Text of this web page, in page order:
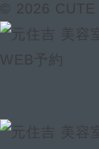
© 2026 CUTE
WEB予約